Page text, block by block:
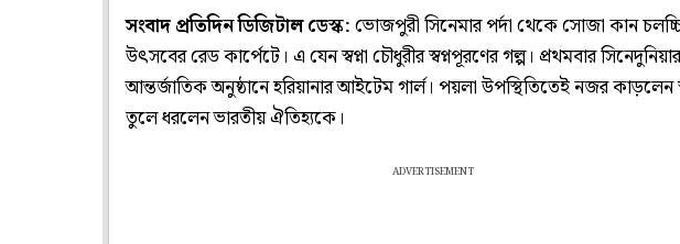
সংবাদ প্রতিদিন ডিজিটাল ডেস্ক:ভোজপুরী সিনেমার পর্দা থেকে সোজা কান
উৎসবের রেড কার্পেটে। এ যেন স্বপ্না চৌধুরীর স্বপ্নপূরণের গল্প। প্রথমবার সিনেদুনিয়ার
আন্তর্জাতিক অনুষ্ঠানে হরিয়ানার আইটেম গার্ল। পয়লা উপস্থিতিতেই নজর কাড়লেন
তুলে ধরলেন ভারতীয় ঐতিহ্যকে।
ADVERTISEMENT